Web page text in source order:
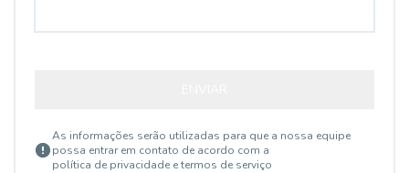
As informações serão utilizadas para que a nossa equipe
possa entrar em contato de acordo com a
política de privacidade e termos de serviço